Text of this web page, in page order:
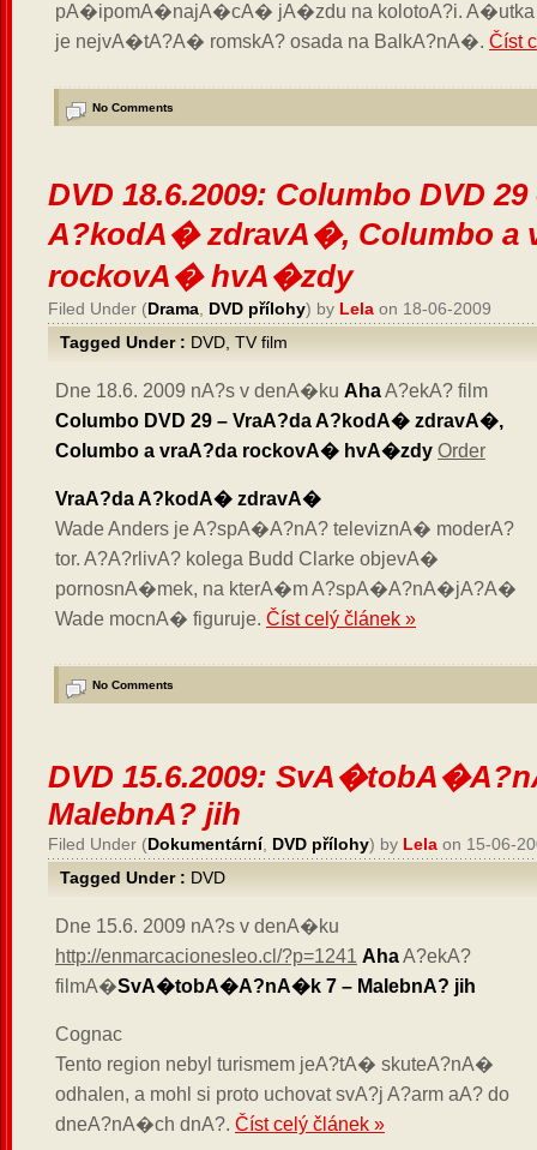
pA�ipomA�najA�cA� jA�zdu na kolotoA?i. A�utka
je nejvA�tA?A� romskA? osada na BalkA?nA�. Číst
No Comments
DVD 18.6.2009: Columbo DVD
A?kodA� zdravA�, Columbo a
rockovA� hvA�zdy
Filed Under (Drama DVD přílohy) by Lela on 18-06-2009
Tagged Under : DVD TV film
Dne 18.6. 2009 nA?s v denA�ku AhaA?ekA? film
Columbo DVD 29 – VraA?da A?kodA� zdravA�,
Columbo a vraA?da rockovA� hvA�zdy Order
VraA?da A?kodA� zdravA�
Wade Anders je A?spA�A?nA? televiznA� moderA?
tor. A?A?rlivA? kolega Budd Clarke objevA�
pornosnA�mek, na kterA�m A?spA�A?nA�jA?A�
Wade mocnA� figuruje. Číst celý článek »
No Comments
DVD 15.6.2009:
MalebnA? jih
Filed Under (Dokumentární, DVD přílohy) by Lela on 15-06-
Tagged Under : DVD
Dne 15.6. 2009 nA?s v denA�ku
http://enmarcacionesleo.cl/?p=1241 AhaA?ekA?
filmA�SvA�tobA�A?nA�k 7 – MalebnA? jih
Cognac
Tento region nebyl turismem jeA?tA� skuteA?nA�
odhalen, a mohl si proto uchovat svA?j A?arm aA? do
dneA?nA�ch dnA?. Číst celý článek »